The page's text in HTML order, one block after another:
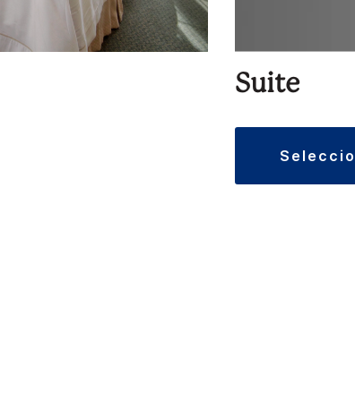
Suite